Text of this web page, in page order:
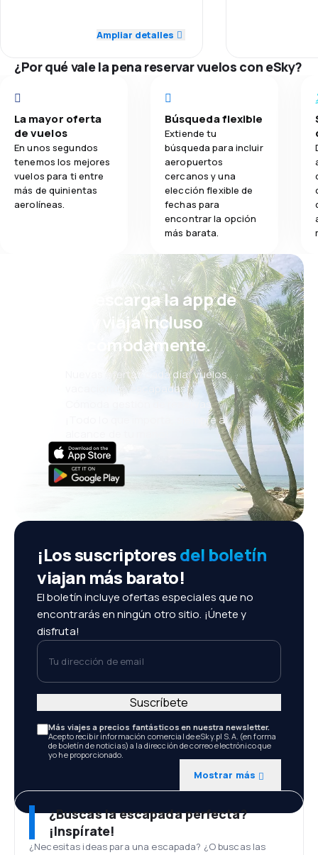
4,0
Precio de los billetes 3,0
1,0
Transporte de equipaje 3,0
Ampliar detalles
Red de vuelos
Precio de
Comodidad
Transporte
¿Por qué vale la pena reservar vuelos con eSky?
La mayor oferta
de vuelos
En unos segundos
tenemos los mejores
vuelos para ti entre
más de quinientas
aerolíneas.
Búsqueda flexible
Extiende tu
búsqueda para incluir
aeropuertos
cercanos y una
elección flexible de
fechas para
encontrar la opción
más barata.
¡Eh! Descarga la app de
eSky y viaja incluso
más cómodamente.
Nuevas ofertas cada día: vuelos,
vacaciones, escapadas
Cómoda gestión de reservas
¡Todo lo que importa, siempre al
¡Los suscriptoresdel boletín
viajan más barato!
El boletín incluye ofertas especiales que no
encontrarás en ningún otro sitio. ¡Únete y
disfruta!
Tu dirección de email
Más viajes a precios fantásticos en nuestra newsletter.
Acepto recibir información comercial de eSky.pl S.A. (en forma
de boletín de noticias) a la dirección de correo electrónico que
yo he proporcionado.
Mostrar más
Suscríbete
¿Buscas la escapada perfecta?
¡Inspírate!
¿Necesitas ideas para una escapada? ¿O buscas las